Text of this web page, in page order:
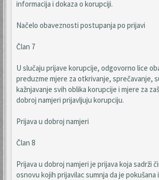
informacija i dokaza o korupciji.
Načelo obaveznosti postupanja po prijavi
Član 7
U slučaju prijave korupcije, odgovorno lice
preduzme mjere za otkrivanje, sprečavanje,
kažnjavanje svih oblika korupcije i mjere za
dobroj namjeri prijavljuju korupciju.
Prijava u dobroj namjeri
Član 8
Prijava u dobroj namjeri je prijava koja sadrži
osnovu kojih prijavilac sumnja da je pokušana